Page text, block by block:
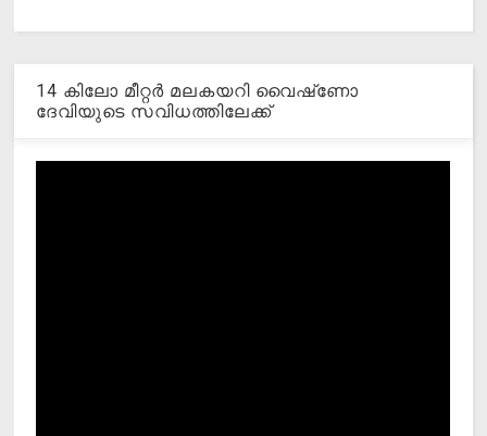
14 കിലോ മീറ്റര്‍ മലകയറി വൈഷ്‌ണോ
ദേവിയുടെ സവിധത്തിലേക്ക്